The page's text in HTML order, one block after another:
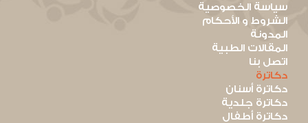
سياسة الخصوصية
الشروط و الأحكام
المدونة
المقالات الطبية
اتصل بنا
دكاترة
دكاترة أسنان
دكاترة جلدية
دكاترة أطفال